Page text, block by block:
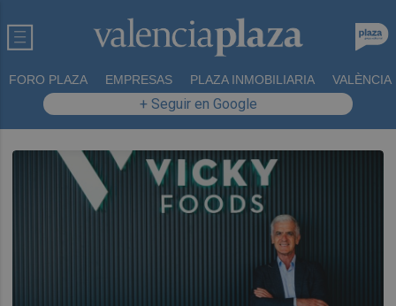
FORO PLAZA EMPRESAS PLAZA INMOBILIARIA VALÈNCIA
+ Seguir en Google